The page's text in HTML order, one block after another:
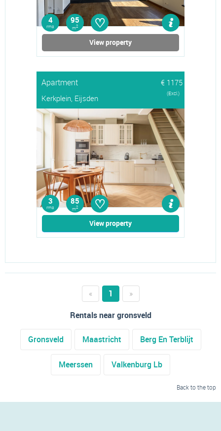
4
rms
95
m2 ♡
View property
Apartment
€ 1175
Kerkplein, Eijsden
(Excl.)
3
rms
85
m2 ♡
View property
« 1
»
Rentals near gronsveld
Gronsveld Maastricht Berg En Terblijt
Meerssen Valkenburg Lb
Back to the top